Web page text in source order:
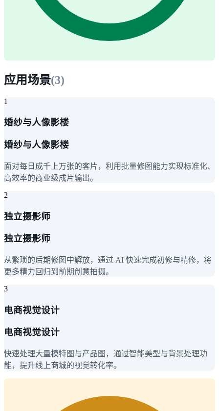
应用场景(3)
1
婚纱与人像影楼
婚纱与人像影楼
面对每日成千上万张的客片，利用批量修图能力实现标准化、
高效率的商业级成片输出。
2
独立摄影师
独立摄影师
从繁琐的后期修图中解放，通过 AI 快速完成初修与精修，将
更多精力回归到前期创意拍摄。
3
电商视觉设计
电商视觉设计
快速处理大量模特图与产品图，通过智能美型与背景处理功
能，提升线上商城的视觉转化率。